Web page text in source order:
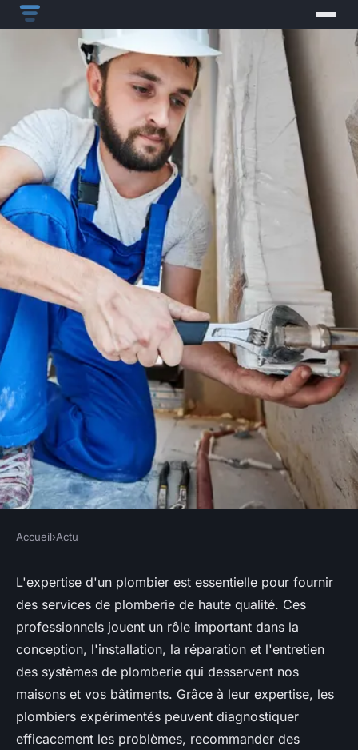
L'expérience des plombiers :
garantie de service de qualité
benoit•24 octobre 2023•2 min de lecture
Accueil›Actu
L'expertise d'un plombier est essentielle pour fournir
des services de plomberie de haute qualité. Ces
professionnels jouent un rôle important dans la
conception, l'installation, la réparation et l'entretien
des systèmes de plomberie qui desservent nos
maisons et vos bâtiments. Grâce à leur expertise, les
plombiers expérimentés peuvent diagnostiquer
efficacement les problèmes, recommander des